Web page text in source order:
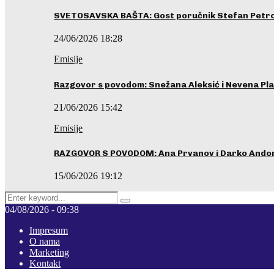
SVETOSAVSKA BAŠTA: Gost poručnik Stefan
24/06/2026 18:28
Emisije
Razgovor s povodom: Snežana Aleksić i Nevena
21/06/2026 15:42
Emisije
RAZGOVOR S POVODOM: Ana Prvanov i Darko
15/06/2026 19:12
Search
for:
Pretraga
04/08/2026 - 09:38
Impresum
O nama
Marketing
Kontakt